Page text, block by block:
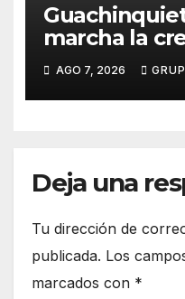
marcha la
repertorio
2027
AGO 7, 2026
Deja una
Tu dirección de
publicada. Los
marcados con *